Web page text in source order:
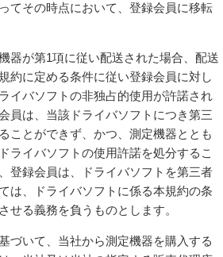
てその時点において、登録会員に移転
器が第1項に従い配送された場合、配送
約に定める条件に従い登録会員に対し
イバソフトの非独占的使用が許諾され
員は、当該ドライバソフトにつき第三
ことができず、かつ、測定機器ととも
ライバソフトの使用許諾を処分するこ
登録会員は、ドライバソフトを第三者
は、ドライバソフトに係る本規約の条
せる義務を負うものとします。
づいて、当社から測定機器を購入する